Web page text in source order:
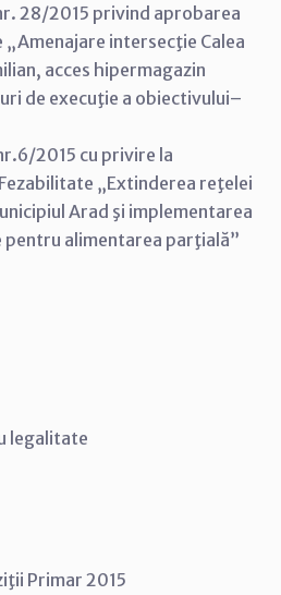
28/2015 privind aprobarea
intersecţie Calea
acces hipermagazin
de execuţie a obiectivului–
2015 cu privire la
„Extinderea reţelei
Arad şi implementarea
alimentarea parţială”
legalitate
Primar 2015